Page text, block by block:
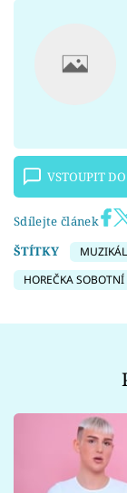
VSTOUPIT
Sdílejte článek
ŠTÍTKY
MUZIKÁL
HOREČKA